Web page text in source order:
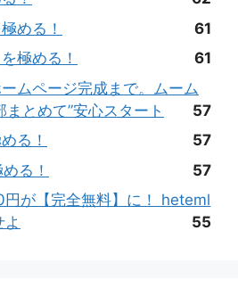
める！
61
極める！
61
ムページ完成まで。ムーム
とめて”安心スタート
57
る！
57
る！
57
が【完全無料】に！ heteml
55